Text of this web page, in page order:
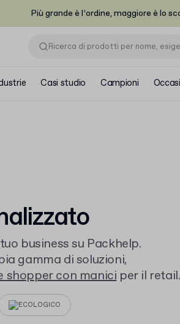
Più grande è l’ordine, maggiore è lo
Casi studio Campioni
business su Packhelp.
gamma di soluzioni,
shopper con maniciper il retail.
e ordina online.
ECOLOGICO